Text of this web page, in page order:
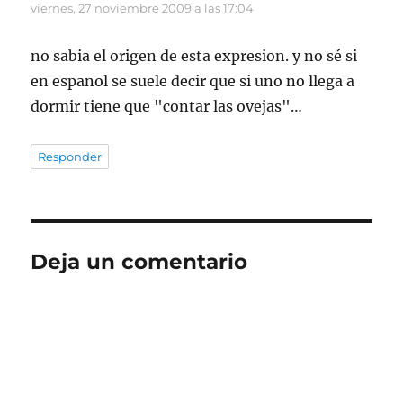
viernes, 27 noviembre 2009 a las 17:04
no sabia el origen de esta expresion. y no sé si
en espanol se suele decir que si uno no llega a
dormir tiene que "contar las ovejas"…
Responder
Deja un comentario